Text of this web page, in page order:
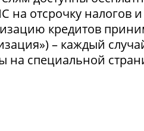
отсрочку налогов и
кредитов
– каждый
на специальной